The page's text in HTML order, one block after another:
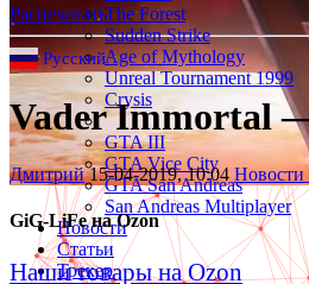
The Forest
Sudden Strike
Age of Mythology
Unreal Tournament 1999
Crysis
GTA III
GTA Vice City
GTA San Andreas
San Andreas Multiplayer
Новости
Статьи
Трекер
Распечатать
Русский ▼
Vader Immortal
Дмитрий 15-04-2019, 10:04 Новости
GiG-LiFe на Ozon
Наши товары на Ozon